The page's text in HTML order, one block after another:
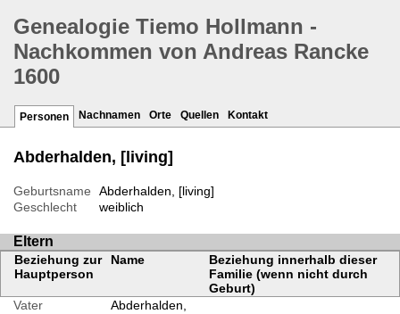
Genealogie Tiemo Hollmann -
Nachkommen von Andreas Rancke
1600
Personen Nachnamen Orte Quellen Kontakt
Abderhalden, [living]
Geburtsname
Abderhalden, [living]
Geschlecht
weiblich
Eltern
Beziehung zur
Hauptperson
Name
Beziehung innerhalb dieser
Familie (wenn nicht durch
Geburt)
Vater
Abderhalden,